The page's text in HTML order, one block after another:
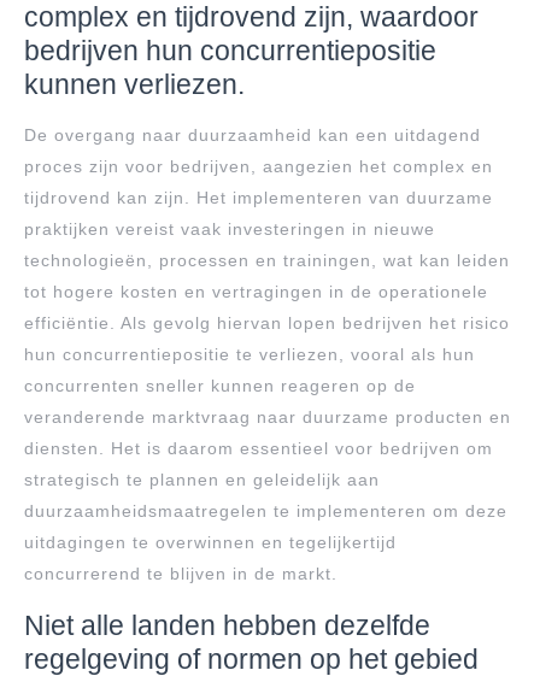
complex en tijdrovend zijn, waardoor
bedrijven hun concurrentiepositie
kunnen verliezen.
De overgang naar duurzaamheid kan een uitdagend
proces zijn voor bedrijven, aangezien het complex en
tijdrovend kan zijn. Het implementeren van duurzame
praktijken vereist vaak investeringen in nieuwe
technologieën, processen en trainingen, wat kan leiden
tot hogere kosten en vertragingen in de operationele
efficiëntie. Als gevolg hiervan lopen bedrijven het risico
hun concurrentiepositie te verliezen, vooral als hun
concurrenten sneller kunnen reageren op de
veranderende marktvraag naar duurzame producten en
diensten. Het is daarom essentieel voor bedrijven om
strategisch te plannen en geleidelijk aan
duurzaamheidsmaatregelen te implementeren om deze
uitdagingen te overwinnen en tegelijkertijd
concurrerend te blijven in de markt.
Niet alle landen hebben dezelfde
regelgeving of normen op het gebied